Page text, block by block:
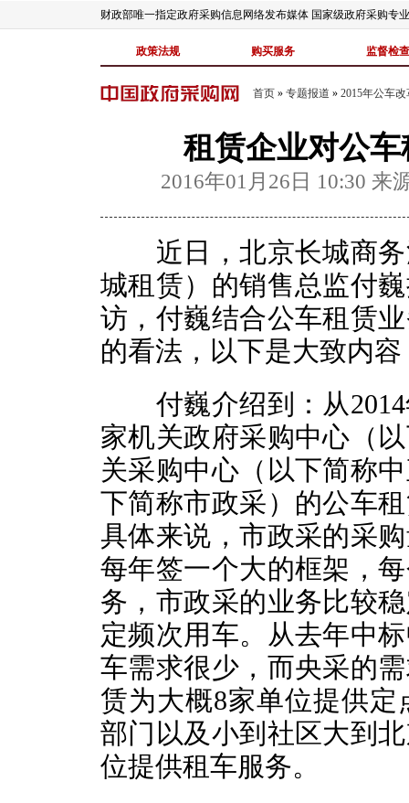
财政部唯一指定政府采购信息网络发布媒体 国家级政府采购专
政策法规 购买服务 监督检查
首页 » 专题报道 » 2015年公车
租赁企业对公
2016年01月26日 10:30 来
近日，北京长城商务
城租赁）的销售总监付
访，付巍结合公车租赁
的看法，以下是大致内容
付巍介绍到：从2014
家机关政府采购中心（
关采购中心（以下简称
下简称市政采）的公车
具体来说，市政采的采
每年签一个大的框架，
务，市政采的业务比较
定频次用车。从去年中
车需求很少，而央采的
赁为大概8家单位提供
部门以及小到社区大到
位提供租车服务。